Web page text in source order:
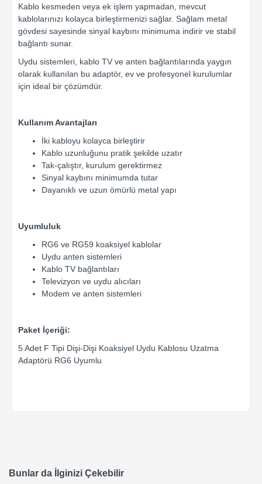
Kablo kesmeden veya ek işlem yapmadan, mevcut
kablolarınızı kolayca birleştirmenizi sağlar. Sağlam metal
gövdesi sayesinde sinyal kaybını minimuma indirir ve stabil
bağlantı sunar.
Uydu sistemleri, kablo TV ve anten bağlantılarında yaygın
olarak kullanılan bu adaptör, ev ve profesyonel kurulumlar
için ideal bir çözümdür.
Kullanım Avantajları
İki kabloyu kolayca birleştirir
Kablo uzunluğunu pratik şekilde uzatır
Tak-çalıştır, kurulum gerektirmez
Sinyal kaybını minimumda tutar
Dayanıklı ve uzun ömürlü metal yapı
Uyumluluk
RG6 ve RG59 koaksiyel kablolar
Uydu anten sistemleri
Kablo TV bağlantıları
Televizyon ve uydu alıcıları
Modem ve anten sistemleri
Paket İçeriği:
5 Adet F Tipi Dişi-Dişi Koaksiyel Uydu Kablosu Uzatma
Adaptörü RG6 Uyumlu
Bunlar da İlginizi Çekebilir